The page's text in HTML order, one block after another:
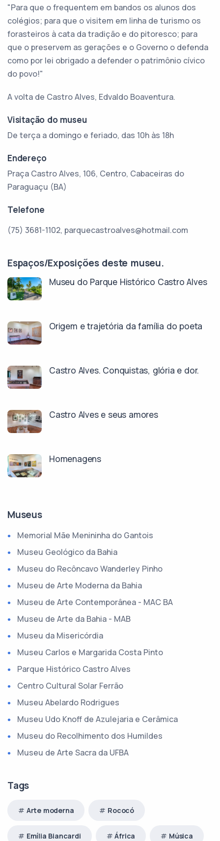
"Para que o frequentem em bandos os alunos dos
colégios; para que o visitem em linha de turismo os
forasteiros à cata da tradição e do pitoresco; para
que o preservem as gerações e o Governo o defenda
como por lei obrigado a defender o patrimônio cívico
do povo!"
A volta de Castro Alves, Edvaldo Boaventura.
Visitação do museu
De terça a domingo e feriado, das 10h às 18h
Endereço
Praça Castro Alves, 106, Centro, Cabaceiras do
Paraguaçu (BA)
Telefone
(75) 3681-1102, parquecastroalves@hotmail.com
Espaços/Exposições deste museu.
Museu do Parque Histórico Castro Alves
Origem e trajetória da família do poeta
Castro Alves. Conquistas, glória e dor.
Castro Alves e seus amores
Homenagens
Museus
Memorial Mãe Menininha do Gantois
Museu Geológico da Bahia
Museu do Recôncavo Wanderley Pinho
Museu de Arte Moderna da Bahia
Museu de Arte Contemporânea - MAC BA
Museu de Arte da Bahia - MAB
Museu da Misericórdia
Museu Carlos e Margarida Costa Pinto
Parque Histórico Castro Alves
Centro Cultural Solar Ferrão
Museu Abelardo Rodrigues
Museu Udo Knoff de Azulejaria e Cerâmica
Museu do Recolhimento dos Humildes
Museu de Arte Sacra da UFBA
Tags
Arte moderna Rococó
Emília Biancardi África Música